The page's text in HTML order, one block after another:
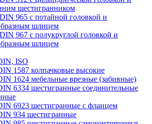
шестигранником
965 с потайной головкой и
шлицем
967 с полукруглой головкой и
шлицем
ISO
1587 колпачковые высокие
1624 мебельные врезные (забивные)
6334 шестигранные соединительные
6923 шестигранные с фланцем
934 шестигранные